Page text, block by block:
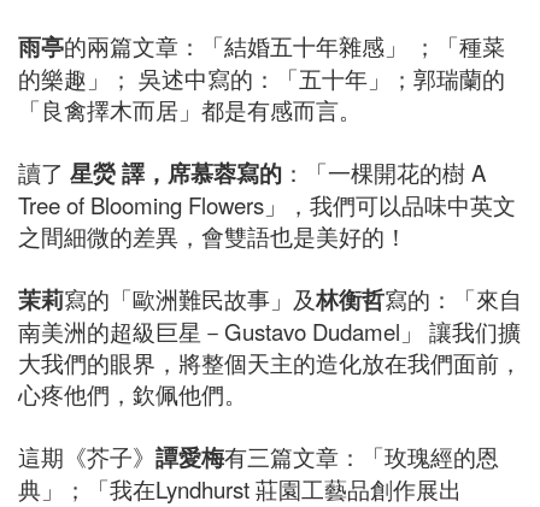
雨亭的兩篇文章：「結婚五十年雜感」 ；「種菜
的樂趣」； 吳述中寫的：「五十年」；郭瑞蘭的
「良禽擇木而居」都是有感而言。
讀了 星熒 譯，席慕蓉寫的 ：「一棵開花的樹 A
Tree of Blooming Flowers」，我們可以品味中英文
之間細微的差異，會雙語也是美好的！
茉莉寫的「歐洲難民故事」及林衡哲寫的：「來自
南美洲的超級巨星－Gustavo Dudamel」 讓我们擴
大我們的眼界，將整個天主的造化放在我們面前，
心疼他們，欽佩他們。
這期《芥子》 譚愛梅有三篇文章：「玫瑰經的恩
典」；「我在Lyndhurst 莊園工藝品創作展出